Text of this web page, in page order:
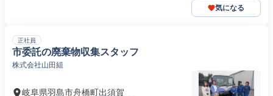
気になる
正社員
市委託の廃棄物収集スタッフ
株式会社山田組
岐阜県羽島市舟橋町出須賀